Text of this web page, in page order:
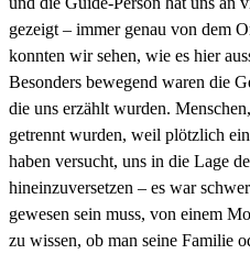
gezeigt – immer genau von dem
konnten wir sehen, wie es hier
Besonders bewegend waren die
die uns erzählt wurden.
getrennt wurden, weil plötzlich
haben versucht, uns in die Lage
hineinzuversetzen – es war
gewesen sein muss, von einem
zu wissen, ob man seine Familie